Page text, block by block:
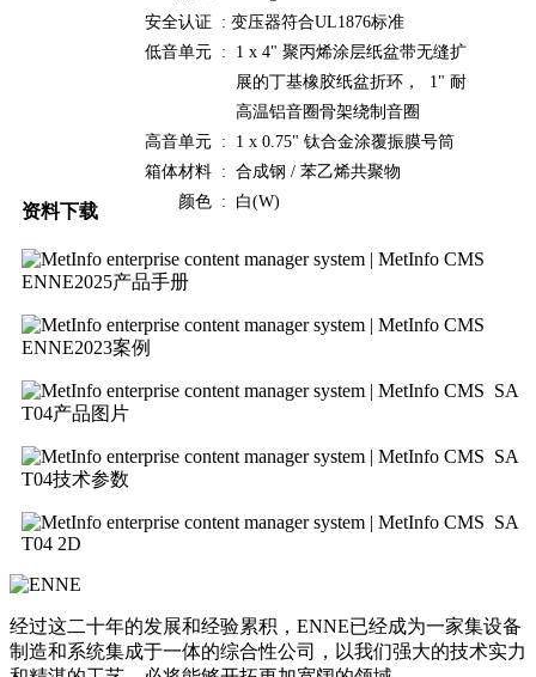
安全认证 : 变压器符合UL1876标准
低音单元 : 1 x 4" 聚丙烯涂层纸盆带无缝扩
展的丁基橡胶纸盆折环， 1" 耐
高温铝音圈骨架绕制音圈
高音单元 : 1 x 0.75" 钛合金涂覆振膜号筒
箱体材料 : 合成钢 / 苯乙烯共聚物
颜色 : 白(W)
资料下载
ENNE2025产品手册
ENNE2023案例
SA
T04产品图片
SA
T04技术参数
SA
T04 2D
经过这二十年的发展和经验累积，ENNE已经成为一家集设备
制造和系统集成于一体的综合性公司，以我们强大的技术实力